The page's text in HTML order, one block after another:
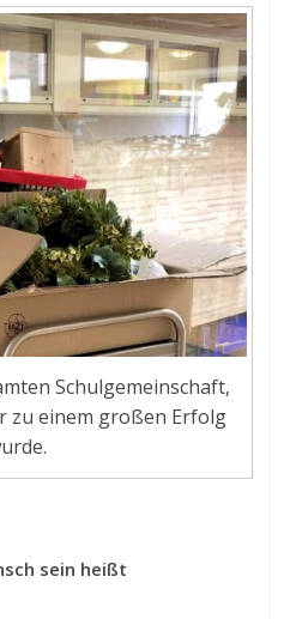
Schulgemeinschaft,
zu einem großen Erfolg
sein heißt